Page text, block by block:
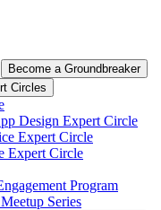
Become a Groundbreaker
Circles
Design Expert Circle
Expert Circle
Expert Circle
Program
Series